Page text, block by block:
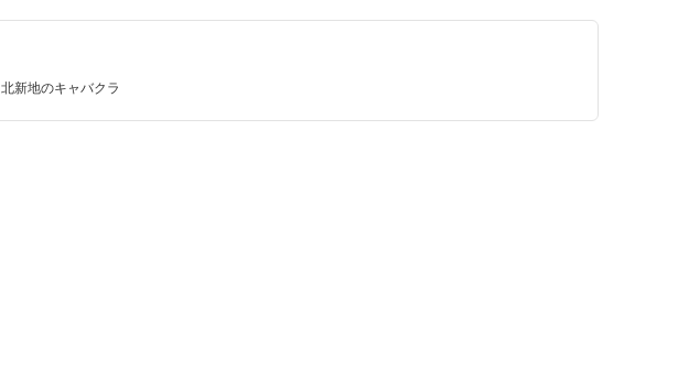
北新地のキャバクラ